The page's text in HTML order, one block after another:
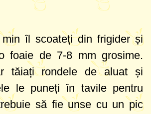
îl scoateți din frigider și
foaie de 7-8 mm grosime.
tăiați rondele de aluat și
le puneți în tavile pentru
să fie unse cu un pic